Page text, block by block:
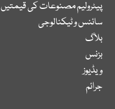
پیٹرولیم مصنوعات کی قیمتیں
سائنس و ٹیکنالوجی
بلاگ
بزنس
ویڈیوز
جرائم